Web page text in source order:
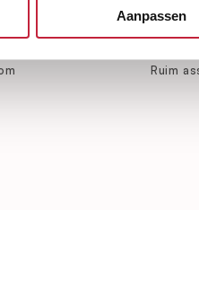
gegevens worden verwerkt
advertenties te
we informatie over uw
Aanpassen
van
Keus
Ruim